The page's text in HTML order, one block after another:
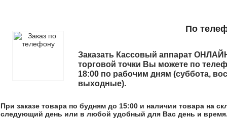
По
Заказать Кассовый аппарат
торговой точки Вы можете по
18:00 по рабочим дням (суббота,
выходные).
При заказе товара по будням до 15:00 и наличии товара на
следующий день или в любой удобный для Вас день и время.